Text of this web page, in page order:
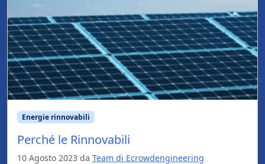
Energie rinnovabili
Perché le Rinnovabili
10 Agosto 2023 da Team di Ecrowdengineering